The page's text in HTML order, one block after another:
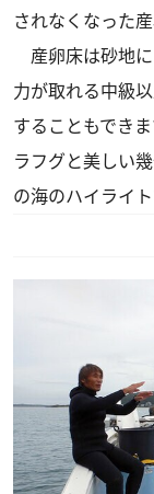
されなくなった
産卵床は砂地
力が取れる中級
することもでき
ラフグと美しい
の海のハイライト